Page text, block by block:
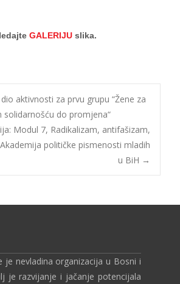
GALERIJU slika.
aktivnosti za prvu grupu “Žene za
solidarnošću do promjena“
Modul 7, Radikalizam, antifašizam,
političke pismenosti mladih
u BiH →
je nevladina organizacija u Bosni i
je razvijanje i jačanje potencijala